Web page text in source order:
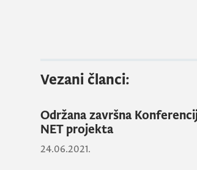
Vezani članci:
Održana završna
NET projekta
24.06.2021.